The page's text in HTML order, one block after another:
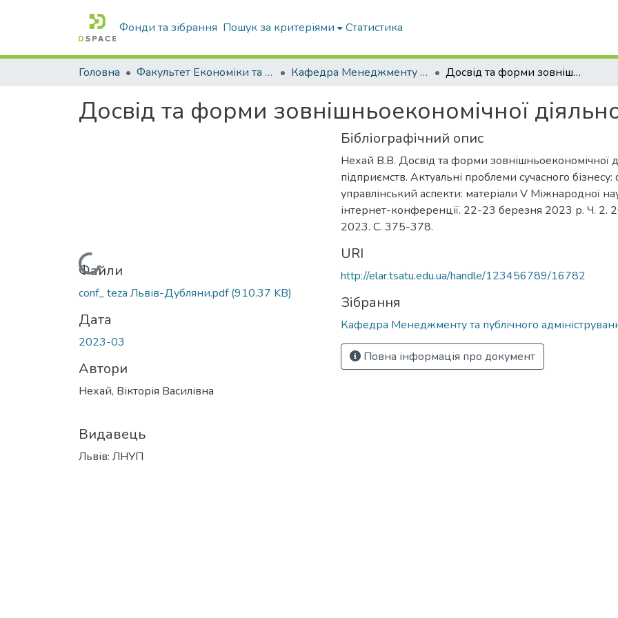
Фонди та зібрання Пошук за критеріями Статистика
Головна Факультет Економіки та бізнесу Кафедра Менеджменту та публічного адміністрування Досвід та форми зовнішньоекономічної діяльності підприємств.
Досвід та форми зовнішньоекономічної
Вантажиться...
Файли
conf_ teza Львів-Дубляни.pdf(910.37 KB)
Дата
2023-03
Автори
Нехай, Вікторія Василівна
Видавець
Львів: ЛНУП
Бібліографічний опис
Нехай В.В. Досвід та форми зовнішньоекономічної
підприємств. Актуальні проблеми сучасного
управлінський аспекти: матеріали V Міжнародної
інтернет-конференції. 22-23 березня 2023 р. Ч. 2.
2023. С. 375-378.
URI
http://elar.tsatu.edu.ua/handle/123456789/16782
Зібрання
Кафедра Менеджменту та публічного
Повна інформація про документ